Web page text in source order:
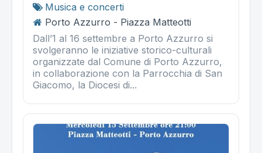
Musica e concerti
Porto Azzurro - Piazza Matteotti
Dall’1 al 16 settembre a Porto Azzurro si
svolgeranno le iniziative storico-culturali
organizzate dal Comune di Porto Azzurro,
in collaborazione con la Parrocchia di San
Giacomo, la Diocesi di...